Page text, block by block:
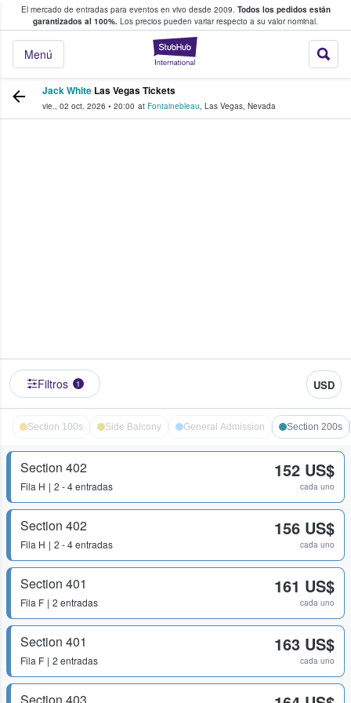
El mercado de entradas para eventos en vivo desde 2009. Todos los pedidos están
garantizados al 100%. Los precios pueden variar respecto a su valor nominal.
StubHub:
Menú
y venta de entradas entre fans
Jack White Las Vegas Tickets
vie., 02 oct. 2026 • 20:00 at Fontainebleau, Las Vegas, Nevada
Filtros 1 USD
Section 100s Side Balcony General Admission Section 200s
Section 402
Fila H 2 - 4 entradas
152 US$
cada uno
Section 402
Fila H 2 - 4 entradas
156 US$
cada uno
Section 401
Fila F 2 entradas
161 US$
cada uno
Section 401
Fila F 2 entradas
163 US$
cada uno